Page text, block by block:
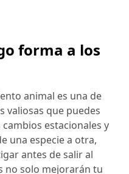
forma a los
animal es una de
valiosas que puedes
estacionales y
una especie a otra,
antes de salir al
no solo mejorarán tu